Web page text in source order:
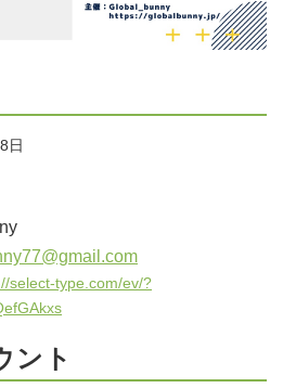
日
select-type.com/ev/?
ント